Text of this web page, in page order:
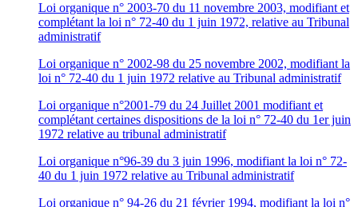
Loi organique n° 2003-70 du 11 novembre 2003, modifiant et
complétant la loi n° 72-40 du 1 juin 1972, relative au Tribunal
administratif
Loi organique n° 2002-98 du 25 novembre 2002, modifiant la
loi n° 72-40 du 1 juin 1972 relative au Tribunal administratif
Loi organique n°2001-79 du 24 Juillet 2001 modifiant et
complétant certaines dispositions de la loi n° 72-40 du 1er juin
1972 relative au tribunal administratif
Loi organique n°96-39 du 3 juin 1996, modifiant la loi n° 72-
40 du 1 juin 1972 relative au Tribunal administratif
Loi organique n° 94-26 du 21 février 1994, modifiant la loi n°